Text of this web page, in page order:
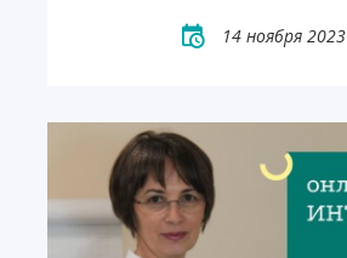
14 ноября 2023